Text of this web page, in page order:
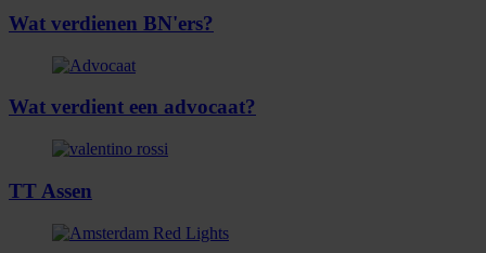
Wat verdienen BN'ers?
Wat verdient een advocaat?
TT Assen